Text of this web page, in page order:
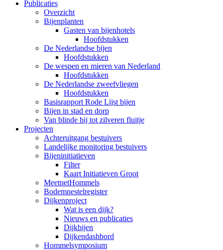
Publicaties
Overzicht
Bijenplanten
Gasten van bijenhotels
Hoofdstukken
De Nederlandse bijen
Hoofdstukken
De wespen en mieren van Nederland
Hoofdstukken
De Nederlandse zweefvliegen
Hoofdstukken
Basisrapport Rode Lijst bijen
Bijen in stad en dorp
Van blinde bij tot zilveren fluitje
Projecten
Achteruitgang bestuivers
Landelijke monitoring bestuivers
Bijeninitiatieven
Filter
Kaart Initiatieven Groot
MeetnetHommels
Bodemnestelregister
Dijkenproject
Wat is een dijk?
Nieuws en publicaties
Dijkbijen
Dijkendashbord
Hommelsymposium